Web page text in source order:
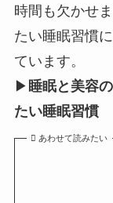
時間も欠かせ
たい睡眠習慣
ています。
▶ 睡眠と美容
たい睡眠習慣
あわせて読みたい